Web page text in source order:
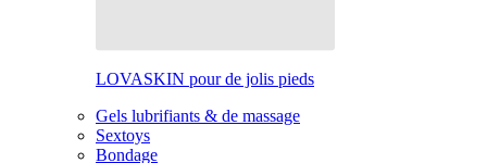
LOVASKIN pour de jolis pieds
Gels lubrifiants & de massage
Sextoys
Bondage